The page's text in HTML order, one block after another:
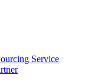
Service